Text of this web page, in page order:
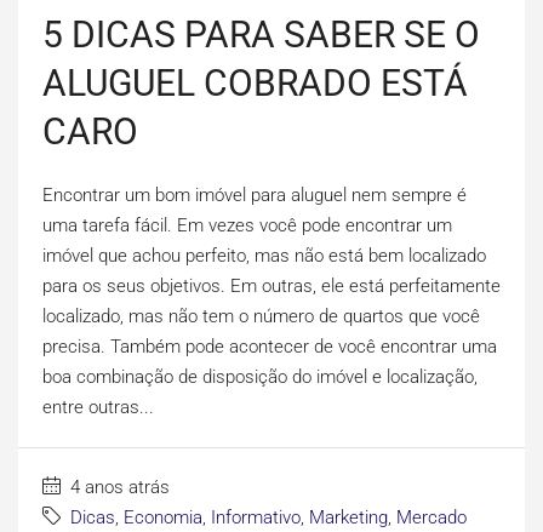
5 DICAS PARA SABER SE O
ALUGUEL COBRADO ESTÁ
CARO
Encontrar um bom imóvel para aluguel nem sempre é
uma tarefa fácil. Em vezes você pode encontrar um
imóvel que achou perfeito, mas não está bem localizado
para os seus objetivos. Em outras, ele está perfeitamente
localizado, mas não tem o número de quartos que você
precisa. Também pode acontecer de você encontrar uma
boa combinação de disposição do imóvel e localização,
entre outras...
4 anos atrás
Dicas, Economia, Informativo, Marketing, Mercado